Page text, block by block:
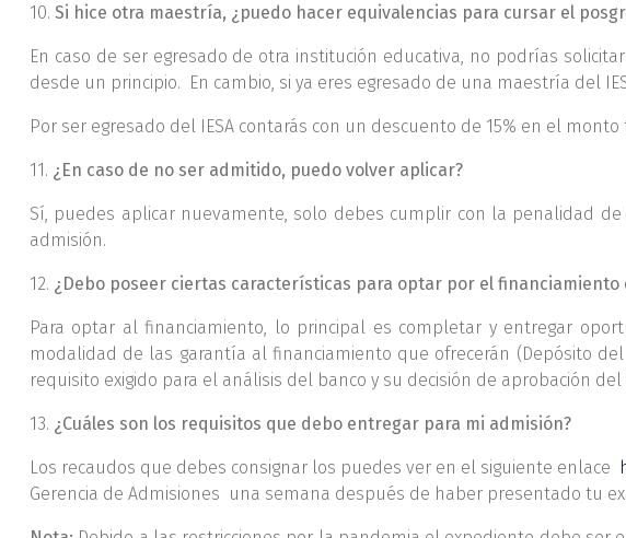
10. Si hice otra maestría, ¿puedo hacer equivalencias para cursar el
En caso de ser egresado de otra institución educativa, no podrías
desde un principio. En cambio, si ya eres egresado de una maestría del
Por ser egresado del IESA contarás con un descuento de 15% en el
11. ¿En caso de no ser admitido, puedo volver aplicar?
Sí, puedes aplicar nuevamente, solo debes cumplir con la penalidad
admisión.
12. ¿Debo poseer ciertas características para optar por el financiamiento
Para optar al financiamiento, lo principal es completar y entregar
modalidad de las garantía al financiamiento que ofrecerán (Depósito
requisito exigido para el análisis del banco y su decisión de aprobación
13. ¿Cuáles son los requisitos que debo entregar para mi admisión?
Los recaudos que debes consignar los puedes ver en el siguiente enlace
Gerencia de Admisiones una semana después de haber presentado tu